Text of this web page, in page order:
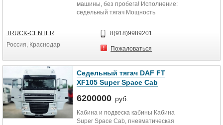
машины, без пробега! Исполнение:
седельный тягач Мощность
TRUCK-CENTER
Россия, Краснодар
8(918)9989201
Пожаловаться
Седельный тягач DAF FT
XF105 Super Space Cab
6200000 руб.
Кабина и подвеска кабины Кабина
Super Space Cab, пневматическая